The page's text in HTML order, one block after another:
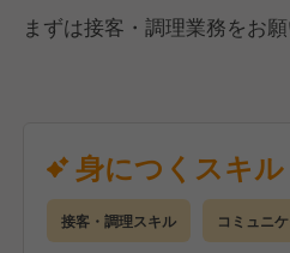
まずは接客・調理業務をお
いしていきますが、ゆくゆ
きたいので、
数字面含めた店舗運営業務
と思います。
身につくスキル
接客・調理スキル コミュニ